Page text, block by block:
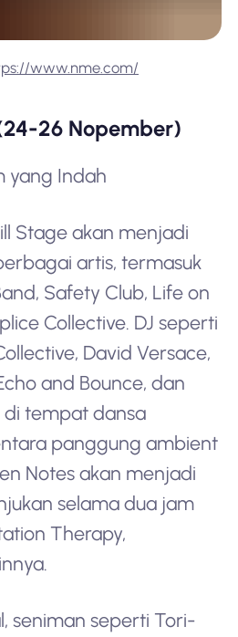
www.nme.com/
26 Nopember)
yang Indah
Stage akan menjadi
artis, termasuk
Safety Club, Life on
Collective. DJ seperti
David Versace,
and Bounce, dan
di tempat dansa
panggung ambient
Notes akan menjadi
selama dua jam
Therapy,
seniman seperti Tori-